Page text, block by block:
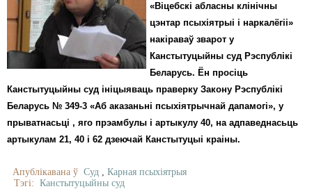
«Віцебскі абласны клінічны
цэнтар псыхіятрыі і наркалёгіі»
накіраваў зварот у
Канстытуцыйны суд Рэспублікі
Беларусь. Ён просіць
Канстытуцыйны суд ініцыяваць праверку Закону Рэспублікі
Беларусь № 349-3 «Аб аказаньні псыхіятрычнай дапамогі», у
прыватнасьці , яго прэамбулы і артыкулу 40, на адпаведнасьць
артыкулам 21, 40 і 62 дзеючай Канстытуцыі краіны.
Апублікавана ў Суд , Карная псыхіятрыя
Тэгі: Канстытуцыйны суд